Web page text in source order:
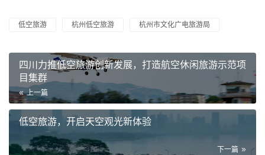
低空旅游 杭州低空旅游 杭州市文化广电旅游局
四川力推低空旅游创新发展，打造航空休闲旅游示范项
目集群
上一篇
低空旅游，开启天空观光新体验
下一篇